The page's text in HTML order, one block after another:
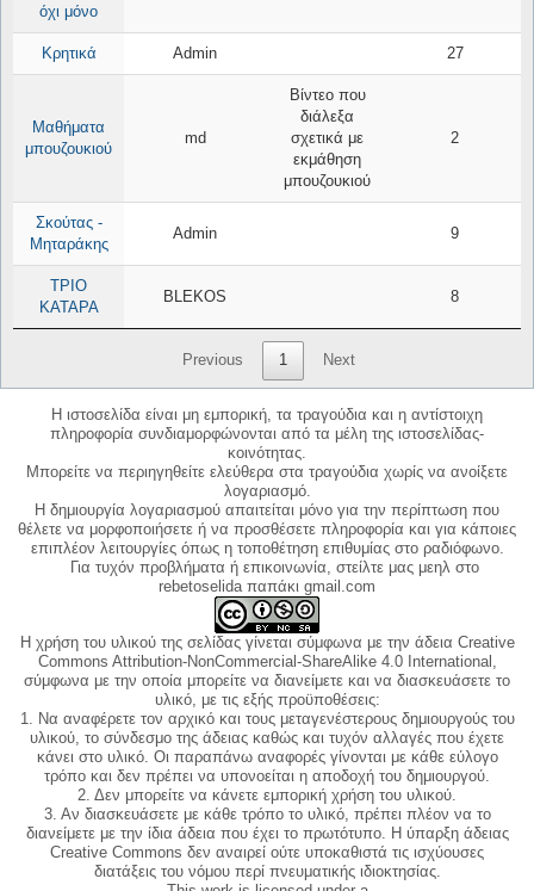
όχι μόνο
Κρητικά Admin 27
Μαθήματα
μπουζουκιού
md
Βίντεο που
διάλεξα
σχετικά με
εκμάθηση
μπουζουκιού
2
Σκούτας -
Μηταράκης
Admin 9
ΤΡΙΟ
ΚΑΤΑΡΑ
BLEKOS 8
Previous 1 Next
Η ιστοσελίδα είναι μη εμπορική, τα τραγούδια και η αντίστοιχη
πληροφορία συνδιαμορφώνονται από τα μέλη της ιστοσελίδας-
κοινότητας.
Μπορείτε να περιηγηθείτε ελεύθερα στα τραγούδια χωρίς να ανοίξετε
λογαριασμό.
Η δημιουργία λογαριασμού απαιτείται μόνο για την περίπτωση που
θέλετε να μορφοποιήσετε ή να προσθέσετε πληροφορία και για κάποιες
επιπλέον λειτουργίες όπως η τοποθέτηση επιθυμίας στο ραδιόφωνο.
Για τυχόν προβλήματα ή επικοινωνία, στείλτε μας μεηλ στο
rebetoselida παπάκι gmail.com
Η χρήση του υλικού της σελίδας γίνεται σύμφωνα με την άδεια Creative
Commons Attribution-NonCommercial-ShareAlike 4.0 International,
σύμφωνα με την οποία μπορείτε να διανείμετε και να διασκευάσετε το
υλικό, με τις εξής προϋποθέσεις:
1. Να αναφέρετε τον αρχικό και τους μεταγενέστερους δημιουργούς του
υλικού, το σύνδεσμο της άδειας καθώς και τυχόν αλλαγές που έχετε
κάνει στο υλικό. Οι παραπάνω αναφορές γίνονται με κάθε εύλογο
τρόπο και δεν πρέπει να υπονοείται η αποδοχή του δημιουργού.
2. Δεν μπορείτε να κάνετε εμπορική χρήση του υλικού.
3. Αν διασκευάσετε με κάθε τρόπο το υλικό, πρέπει πλέον να το
διανείμετε με την ίδια άδεια που έχει το πρωτότυπο. Η ύπαρξη άδειας
Creative Commons δεν αναιρεί ούτε υποκαθιστά τις ισχύουσες
διατάξεις του νόμου περί πνευματικής ιδιοκτησίας.